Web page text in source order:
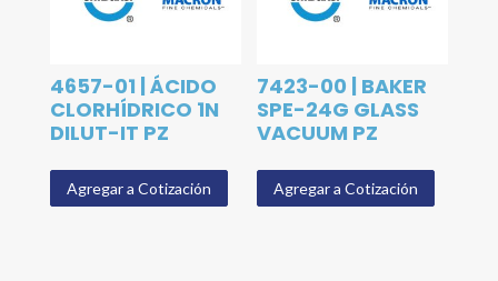
4657-01 | ÁCIDO
CLORHÍDRICO 1N
DILUT-IT PZ
Agregar a Cotización
7423-00 | BAKER
SPE-24G GLASS
VACUUM PZ
Agregar a Cotización